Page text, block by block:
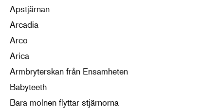
Apstjärnan
Arcadia
Arco
Arica
Armbryterskan från Ensamheten
Babyteeth
Bara molnen flyttar stjärnorna